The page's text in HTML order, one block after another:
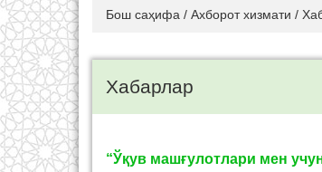
Бош саҳифа / Ахборот хизмати /
Хабарлар
“Ўқув машғулотлари мен